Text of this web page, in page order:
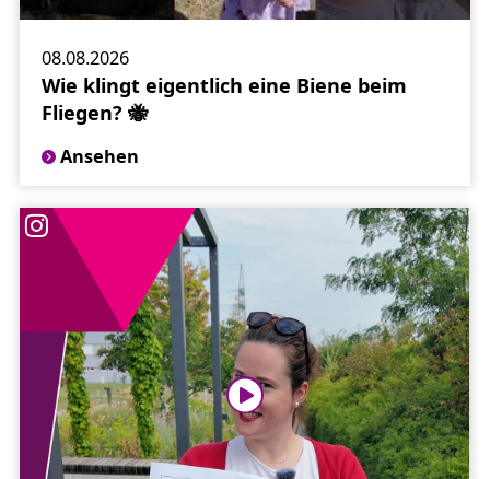
08.08.2026
Wie klingt eigentlich eine Biene beim
Fliegen? 🐝
Ansehen